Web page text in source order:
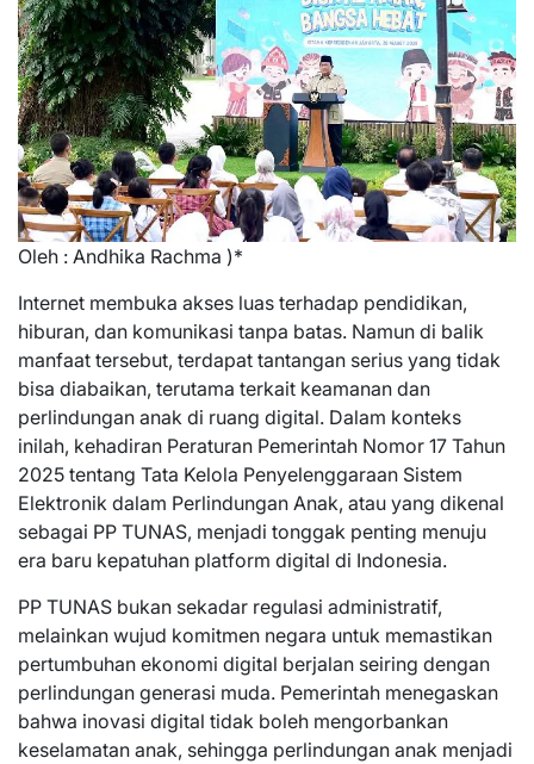
Oleh : Andhika Rachma )*
Internet membuka akses luas terhadap pendidikan,
hiburan, dan komunikasi tanpa batas. Namun di balik
manfaat tersebut, terdapat tantangan serius yang tidak
bisa diabaikan, terutama terkait keamanan dan
perlindungan anak di ruang digital. Dalam konteks
inilah, kehadiran Peraturan Pemerintah Nomor 17 Tahun
2025 tentang Tata Kelola Penyelenggaraan Sistem
Elektronik dalam Perlindungan Anak, atau yang dikenal
sebagai PP TUNAS, menjadi tonggak penting menuju
era baru kepatuhan platform digital di Indonesia.
PP TUNAS bukan sekadar regulasi administratif,
melainkan wujud komitmen negara untuk memastikan
pertumbuhan ekonomi digital berjalan seiring dengan
perlindungan generasi muda. Pemerintah menegaskan
bahwa inovasi digital tidak boleh mengorbankan
keselamatan anak, sehingga perlindungan anak menjadi